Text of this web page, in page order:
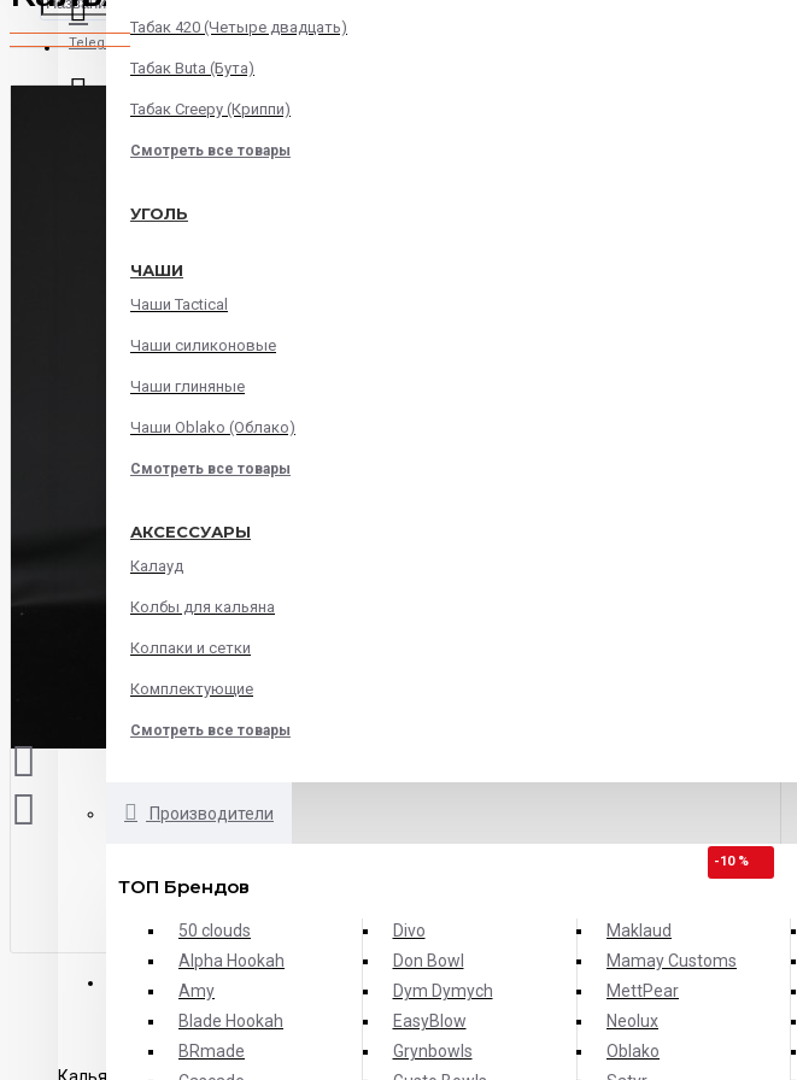
Telegram
Instagram
В корзине пусто!
Табак 420 (Четыре двадцать)
Табак Buta (Бута)
Табак Creepy (Криппи)
Смотреть все товары
УГОЛЬ
ЧАШИ
Чаши Tactical
Чаши силиконовые
Чаши глиняные
Чаши Oblako (Облако)
Смотреть все товары
АКСЕССУАРЫ
Калауд
Колбы для кальяна
Колпаки и сетки
Комплектующие
Смотреть все товары
Производители
ТОП Брендов
50 clouds
Alpha Hookah
Amy
Blade Hookah
BRmade
Divo
Don Bowl
Dym Dymych
EasyBlow
Grynbowls
Maklaud
Mamay Customs
MettPear
Neolux
Oblako
-10 %
ОПИСАНИЕ ХАРАКТЕРИСТИКИ ОТЗЫВЫ